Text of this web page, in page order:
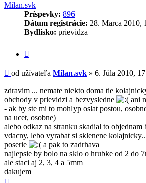
Milan.svk
Príspevky: 896
Dátum registrácie: 28. Marca 2010,
Bydlisko: prievidza
Príspevok
od užívateľa Milan.svk » 6. Júla 2010,
zdravim ... nemate niekto doma tie
obchody v prievidzi a bezvysledne
ani
- ak by ste mi to mohlyp oslat postou,
na ucet, osobne)
alebo odkaz na stranku skadial to objednam
vdacny, lebo vyrabat si sklenene
poserie
a pak to zadrhava
najlepsie by bolo na sklo o hrubke od 2 do
ale staci aj 2, 3, 4 a 5mm
dakujem